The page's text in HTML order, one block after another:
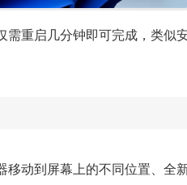
重启几分钟即可完成，类似
动到屏幕上的不同位置、全